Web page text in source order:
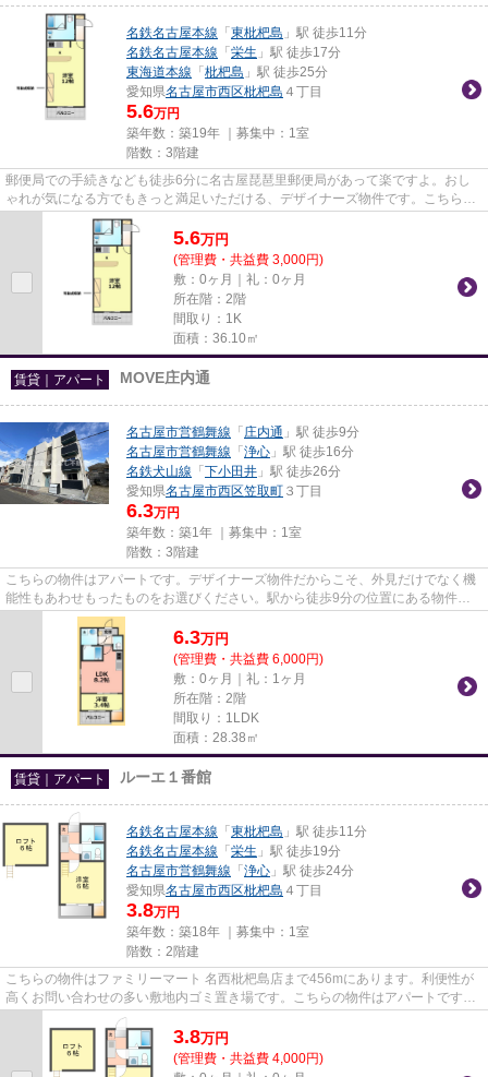
名鉄名古屋本線 「 東枇杷島 」駅 徒歩11分
名鉄名古屋本線 「 栄生 」駅 徒歩17分
東海道本線 「 枇杷島 」駅 徒歩25分
愛知県名古屋市西区枇杷島 ４丁目
5.6万円
築年数：築19年 ｜募集中： 1室
階数：3階建
郵便局での手続きなども徒歩6分に名古屋琵琶里郵便局があって楽ですよ。おし
ゃれが気になる方でもきっと満足いただける、デザイナーズ物件です。こちらの
物件はマンションです。ぜひ一...
5.6万円
(管理費・共益費 3,000円)
敷：0ヶ月｜礼：0ヶ月
所在階：2階
間取り：1K
面積：36.10㎡
賃貸｜アパート MOVE庄内通
名古屋市営鶴舞線 「 庄内通 」駅 徒歩9分
名古屋市営鶴舞線 「 浄心 」駅 徒歩16分
名鉄犬山線 「 下小田井 」駅 徒歩26分
愛知県名古屋市西区笠取町 ３丁目
6.3万円
築年数：築1年 ｜募集中： 1室
階数：3階建
こちらの物件はアパートです。デザイナーズ物件だからこそ、外見だけでなく機
能性もあわせもったものをお選びください。駅から徒歩9分の位置にある物件な
ので、アクセスも良好です。新...
6.3万円
(管理費・共益費 6,000円)
敷：0ヶ月｜礼：1ヶ月
所在階：2階
間取り：1LDK
面積：28.38㎡
賃貸｜アパート ルーエ１番館
名鉄名古屋本線 「 東枇杷島 」駅 徒歩11分
名鉄名古屋本線 「 栄生 」駅 徒歩19分
名古屋市営鶴舞線 「 浄心 」駅 徒歩24分
愛知県名古屋市西区枇杷島 ４丁目
3.8万円
築年数：築18年 ｜募集中： 1室
階数：2階建
こちらの物件はファミリーマート 名西枇杷島店まで456mにあります。利便性が
高くお問い合わせの多い敷地内ゴミ置き場です。こちらの物件はアパートです。
ぜひ一度見ていただきたい、「...
3.8万円
(管理費・共益費 4,000円)